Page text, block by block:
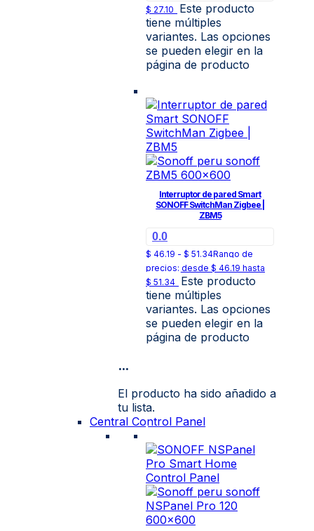
$ 27.10
Este producto
tiene múltiples
variantes. Las opciones
se pueden elegir en la
página de producto
Interruptor de pared Smart
SONOFF SwitchMan Zigbee |
ZBM5
0.0
$ 46.19 - $ 51.34Rango de
precios: desde $ 46.19 hasta
$ 51.34 Este producto
tiene múltiples
variantes. Las opciones
se pueden elegir en la
página de producto
...
El producto ha sido añadido a
tu lista.
Central Control Panel